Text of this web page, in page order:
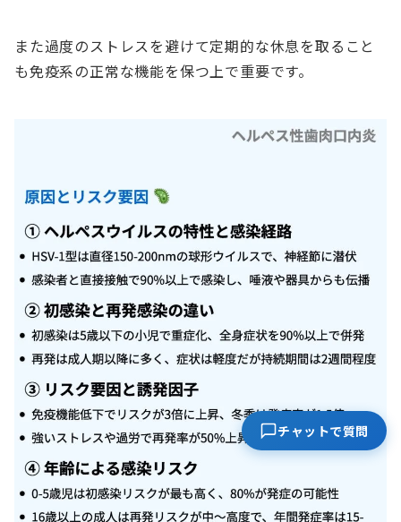
また過度のストレスを避けて定期的な休息を取ること
も免疫系の正常な機能を保つ上で重要です。
チャットで質問